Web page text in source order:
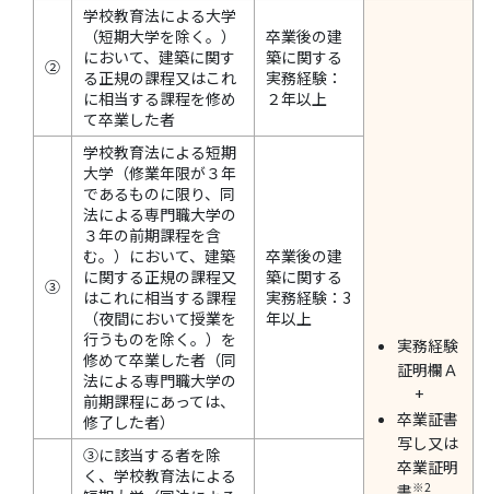
②
学校教育法による大学
（短期大学を除く。）
において、建築に関す
る正規の課程又はこれ
に相当する課程を修め
て卒業した者
卒業後の建
築に関する
実務経験：
２年以上
実務経験
証明欄Ａ
+
卒業証書
写し又は
卒業証明
※2
③
学校教育法による短期
大学（修業年限が３年
であるものに限り、同
法による専門職大学の
３年の前期課程を含
む。）において、建築
に関する正規の課程又
はこれに相当する課程
（夜間において授業を
行うものを除く。）を
修めて卒業した者（同
法による専門職大学の
前期課程にあっては、
修了した者）
卒業後の建
築に関する
実務経験：3
年以上
③に該当する者を除
く、学校教育法による